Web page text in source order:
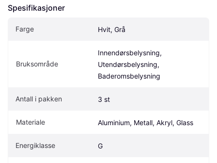
Spesifikasjoner
Farge Hvit, Grå
Bruksområde
Innendørsbelysning,
Utendørsbelysning,
Baderomsbelysning
Antall i pakken 3 st
Materiale Aluminium, Metall, Akryl, Glass
Energiklasse G